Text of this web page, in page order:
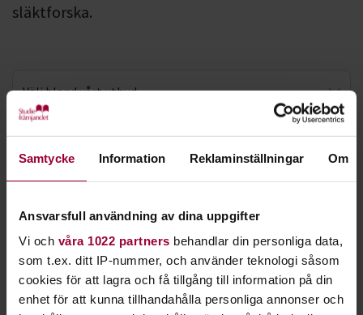
Samtycke Information Reklaminställningar Om
Ansvarsfull användning av dina uppgifter
Vi och våra 1022 partners behandlar din personliga data,
som t.ex. ditt IP-nummer, och använder teknologi såsom
cookies för att lagra och få tillgång till information på din
enhet för att kunna tillhandahålla personliga annonser och
släktforska.
Välj bland vårt utbud
Upptäck Sverige
gator och städer har sin historia att berätta. Du kan också
lära dig mer om arkeologi, mytologi, seder och bruk.
Du kan också lära dig mer om släktforskning och upptäcka
din släkt och hembygd. Vet du vem som var din farfars farfars
far?
Hos oss hittar du intressanta föreläsningar om livets små